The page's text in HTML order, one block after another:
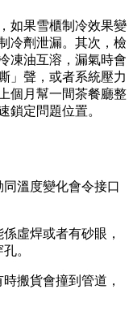
如果雪櫃制冷效果變
冷劑泄漏。其次，檢
凍油互溶，漏氣時會
」聲，或者系統壓力
個月幫一間茶餐廳整
鎖定問題位置。
溫度變化會令接口
虛焊或者有砂眼，
。
搬貨會撞到管道，